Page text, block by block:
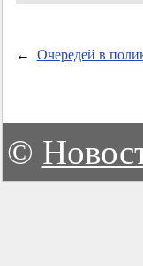
← Очередей в
©